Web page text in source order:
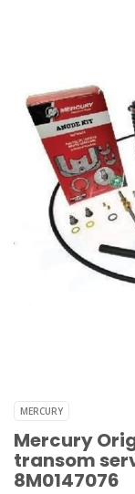
MERCURY
Mercury
transom
8M0147076